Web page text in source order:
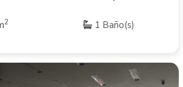
2 1 Baño(s)